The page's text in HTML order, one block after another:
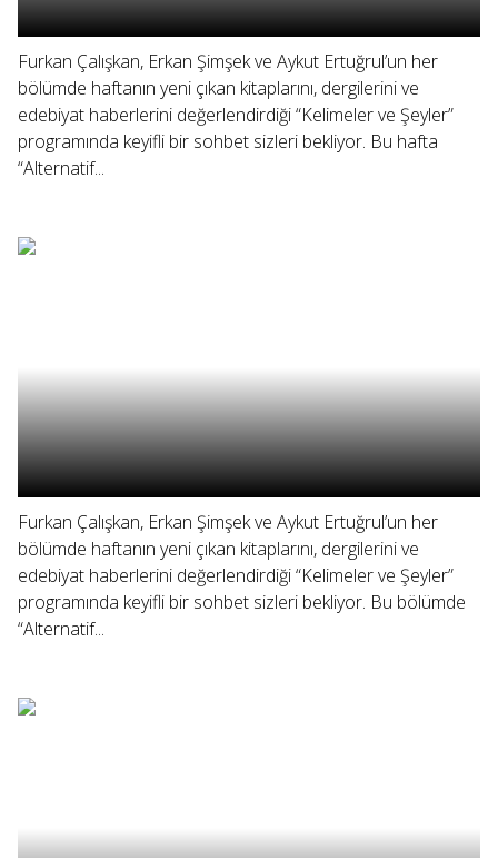
Furkan Çalışkan, Erkan Şimşek ve Aykut Ertuğrul’un her
bölümde haftanın yeni çıkan kitaplarını, dergilerini ve
edebiyat haberlerini değerlendirdiği “Kelimeler ve Şeyler”
programında keyifli bir sohbet sizleri bekliyor. Bu hafta
“Alternatif...
Furkan Çalışkan, Erkan Şimşek ve Aykut Ertuğrul’un her
bölümde haftanın yeni çıkan kitaplarını, dergilerini ve
edebiyat haberlerini değerlendirdiği “Kelimeler ve Şeyler”
programında keyifli bir sohbet sizleri bekliyor. Bu bölümde
“Alternatif...